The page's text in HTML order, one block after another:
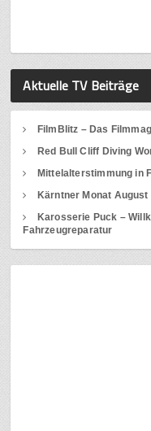
Aktuelle TV Beiträge
FilmBlitz – Das
Red Bull Cliff Diving
Mittelalterstimmung in
Kärntner Monat August
Karosserie Puck –
Fahrzeugreparatur